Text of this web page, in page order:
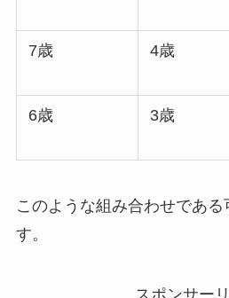
7歳 4歳
6歳 3歳
このような組み合わせである
す。